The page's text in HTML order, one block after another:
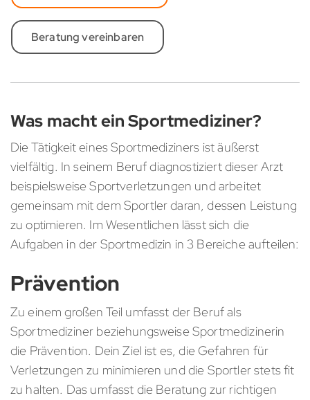
Beratung vereinbaren
Was macht ein Sportmediziner?
Die Tätigkeit eines Sportmediziners ist äußerst
vielfältig. In seinem Beruf diagnostiziert dieser Arzt
beispielsweise Sportverletzungen und arbeitet
gemeinsam mit dem Sportler daran, dessen Leistung
zu optimieren. Im Wesentlichen lässt sich die
Aufgaben in der Sportmedizin in 3 Bereiche aufteilen:
Prävention
Zu einem großen Teil umfasst der Beruf als
Sportmediziner beziehungsweise Sportmedizinerin
die Prävention. Dein Ziel ist es, die Gefahren für
Verletzungen zu minimieren und die Sportler stets fit
zu halten. Das umfasst die Beratung zur richtigen